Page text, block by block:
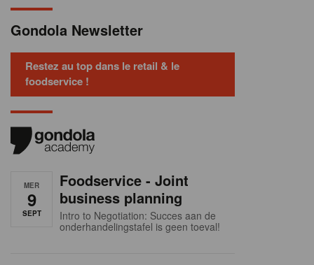
Gondola Newsletter
Restez au top dans le retail & le
foodservice !
MER
9
SEPT
Foodservice - Joint
business planning
Intro to Negotiation: Succes aan de
onderhandelingstafel is geen toeval!